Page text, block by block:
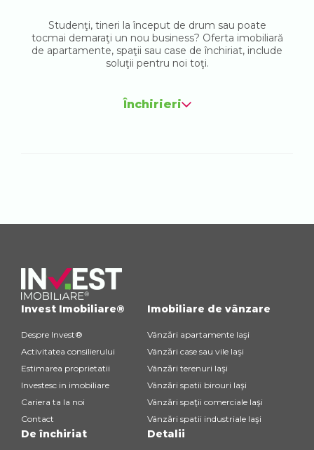
Studenţi, tineri la început de drum sau poate
tocmai demaraţi un nou business? Oferta imobiliară
de apartamente, spaţii sau case de închiriat, include
soluţii pentru noi toţi.
Închirieri
Invest Imobiliare®
Despre Invest®
Activitatea consilierului
Estimarea proprietatii
Investesc in imobiliare
Cariera ta la noi
Contact
Imobiliare de vânzare
Vânzări apartamente Iaşi
Vânzări case sau vile Iaşi
Vânzări terenuri Iaşi
Vânzări spatii birouri Iaşi
Vânzări spaţii comerciale Iaşi
Vânzări spatii industriale Iaşi
De închiriat Detalii